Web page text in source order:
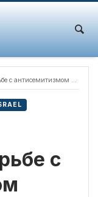
антисемитизмом в сфере культуры
с